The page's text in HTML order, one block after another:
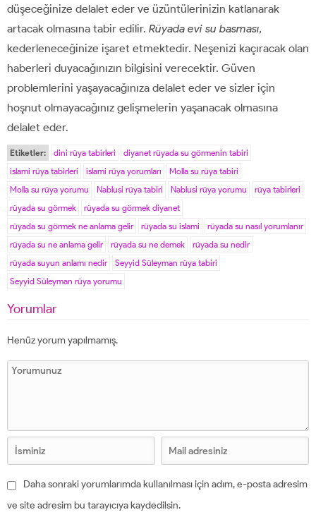
düşeceğinize delalet eder ve üzüntülerinizin katlanarak
artacak olmasına tabir edilir. Rüyada evi su basması,
kederleneceğinize işaret etmektedir. Neşenizi kaçıracak olan
haberleri duyacağınızın bilgisini verecektir. Güven
problemlerini yaşayacağınıza delalet eder ve sizler için
hoşnut olmayacağınız gelişmelerin yaşanacak olmasına
delalet eder.
Etiketler: dini rüya tabirleri
diyanet rüyada su görmenin tabiri
islami rüya tabirleri
islami rüya yorumları
Molla su rüya tabiri
Molla su rüya yorumu
Nablusi rüya tabiri Nablusi rüya yorumu
rüya tabirleri
rüyada su görmek
rüyada su görmek diyanet
rüyada su görmek ne anlama gelir
rüyada su islami
rüyada su nasıl yorumlanır
rüyada su ne anlama gelir
rüyada su ne demek
rüyada su nedir
rüyada suyun anlamı nedir
Seyyid Süleyman rüya tabiri
Seyyid Süleyman rüya yorumu
Yorumlar
Henüz yorum yapılmamış.
Daha sonraki yorumlarımda kullanılması için adım, e-posta adresim
ve site adresim bu tarayıcıya kaydedilsin.